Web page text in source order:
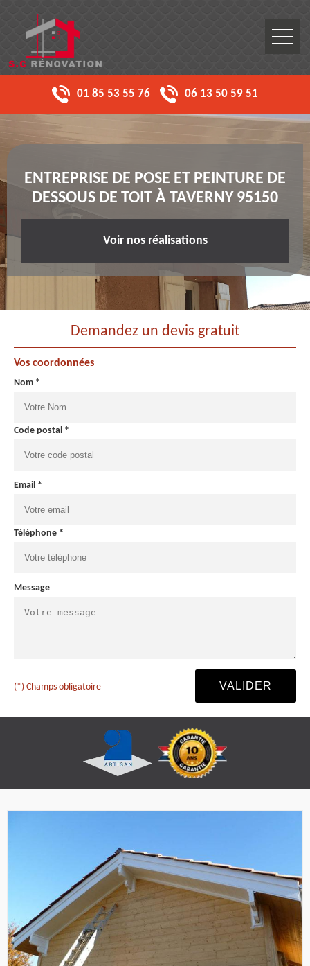
01 85 53 55 76 06 13 50 59 51
ENTREPRISE DE POSE ET PEINTURE DE
DESSOUS DE TOIT À TAVERNY 95150
Voir nos réalisations
Demandez un devis gratuit
Vos coordonnées
Nom *
Code postal *
Email *
Téléphone *
Message
(*) Champs obligatoire